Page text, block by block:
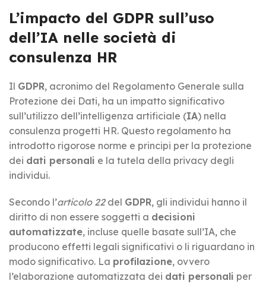
L’impacto del GDPR sull’uso
dell’IA nelle società di
consulenza HR
Il GDPR, acronimo del Regolamento Generale sulla
Protezione dei Dati, ha un impatto significativo
sull’utilizzo dell’intelligenza artificiale (IA) nella
consulenza progetti HR. Questo regolamento ha
introdotto rigorose norme e principi per la protezione
dei dati personali e la tutela della privacy degli
individui.
Secondo l’articolo 22del GDPR, gli individui hanno il
diritto di non essere soggetti a decisioni
automatizzate, incluse quelle basate sull’IA, che
producono effetti legali significativi o li riguardano in
modo significativo. La profilazione, ovvero
l’elaborazione automatizzata dei dati personali per